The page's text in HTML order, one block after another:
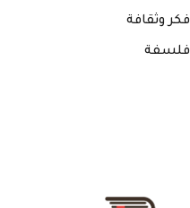
فكر وثقافة
فلسفة